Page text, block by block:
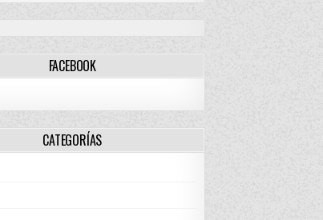
FACEBOOK
CATEGORÍAS